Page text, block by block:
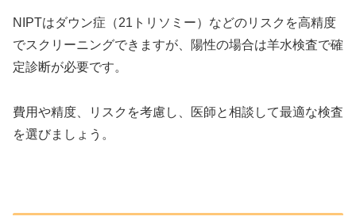
NIPTはダウン症（21トリソミー）などのリスクを高精度
でスクリーニングできますが、陽性の場合は羊水検査で確
定診断が必要です。
費用や精度、リスクを考慮し、医師と相談して最適な検査
を選びましょう。